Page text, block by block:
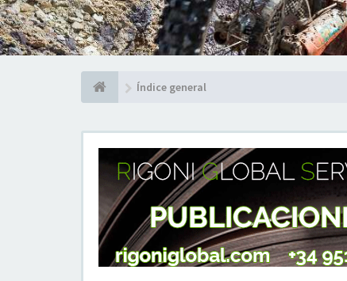
Índice general